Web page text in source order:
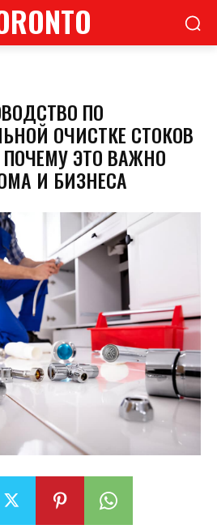
ПО
ОЧИСТКЕ СТОКОВ
ЭТО ВАЖНО
И БИЗНЕСА